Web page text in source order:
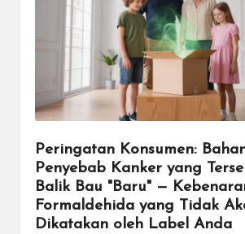
Peringatan Konsumen:
Penyebab Kanker yang
Balik Bau "Baru" —
Formaldehida yang Tidak
Dikatakan oleh Label Anda